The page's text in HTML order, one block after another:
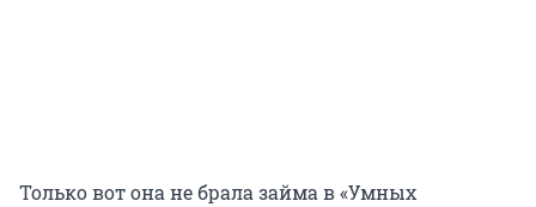
Только вот она не брала займа в «Умных